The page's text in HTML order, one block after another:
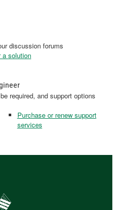
discussion forums
a solution
required, and support options
Purchase or renew support
services